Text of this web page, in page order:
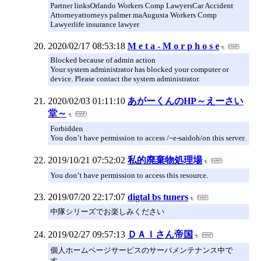
Partner linksOrlando Workers Comp LawyersCar Accident
Attorneyattorneys palmer maAugusta Workers Comp
Lawyerlife insurance lawyer
2020/02/17 08:53:18 M e t a - M o r p h o s e
Blocked because of admin action
Your system administrator has blocked your computer or
device. Please contact the system administrator.
2020/02/03 01:11:10 あがーくんのHP～えーさい
堂～
Forbidden
You don’t have permission to access /~e-saidoh/on this server.
2019/10/21 07:52:02 私的廃棄物処理場
You don’t have permission to access this resource.
2019/07/20 22:17:07 digtal bs tuners
中隊シリーズでお楽しみください
2019/02/27 09:57:13 ＤＡＩさん帝国
個人ホームページサービスのサーバメンテナンス中で